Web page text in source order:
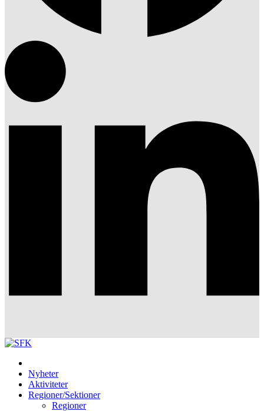
Nyheter
Aktiviteter
Regioner/Sektioner
Regioner